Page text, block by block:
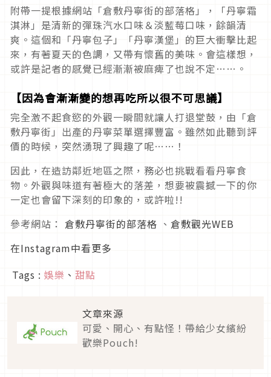
附帶一提根據網站「倉敷丹寧街的部落格」，「丹寧霜
淇淋」是清新的彈珠汽水口味＆淡藍莓口味，餘韻清
爽。這個和「丹寧包子」「丹寧漢堡」的巨大衝擊比起
來，有著夏天的色調，又帶有懷舊的美味。會這樣想，
或許是記者的感覺已經漸漸被麻痺了也說不定……。
【因為會漸漸變的想再吃所以很不可思議】
完全激不起食慾的外觀一瞬間就讓人打退堂鼓，由「倉
敷丹寧街」出產的丹寧菜單選擇豐富。雖然如此聽到評
價的時候，突然湧現了興趣了呢……！
因此，在造訪鄰近地區之際，務必也挑戰看看丹寧食
物。外觀與味道有著極大的落差，想要被震撼一下的你
一定也會留下深刻的印象的，或許啦!!
參考網站： 倉敷丹寧街的部落格 、 倉敷觀光WEB
在Instagram中看更多
Tags : 娛樂 、 甜點
文章來源
可愛、開心、有點怪！帶給少女繽紛
歡樂Pouch!